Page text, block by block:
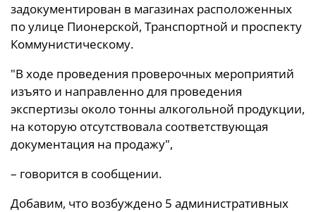
задокументирован в магазинах расположенных
по улице Пионерской, Транспортной и проспекту
Коммунистическому.
"В ходе проведения проверочных мероприятий
изъято и направленно для проведения
экспертизы около тонны алкогольной продукции,
на которую отсутствовала соответствующая
документация на продажу",
– говорится в сообщении.
Добавим, что возбуждено 5 административных